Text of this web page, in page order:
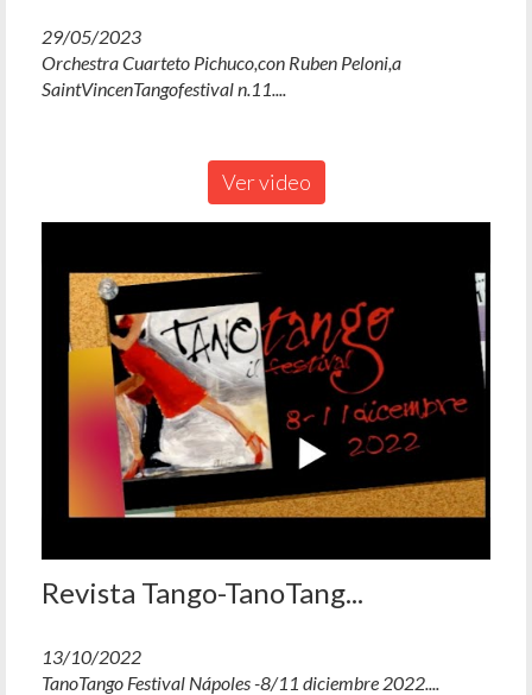
29/05/2023
Orchestra Cuarteto Pichuco,con Ruben Peloni,a
SaintVincenTangofestival n.11....
Ver video
Revista Tango-TanoTang...
13/10/2022
TanoTango Festival Nápoles -8/11 diciembre 2022....